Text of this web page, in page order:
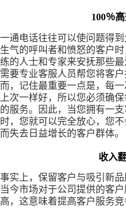
100％
一通电话往往可以使问题得
生气的呼叫者和愤怒的客户时
练的人士和专家来安抚那些
需要专业客服人员帮您将客
而，记住最重要一点是，每
上次一样好，所以您必须确
的服务。因此，当您拥有一
时，您就可以完全放心，您
而失去日益增长的客户群体。
收入
事实上，保留客户与吸引新
当今市场对于公司提供的客
高，这意味着提高客户服务